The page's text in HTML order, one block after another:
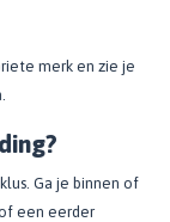
merk en zie je
Ga je binnen of
een eerder